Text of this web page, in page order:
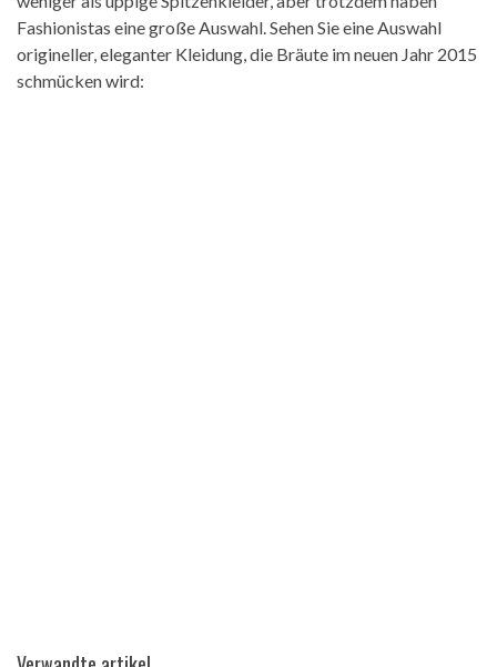
Fashionistas eine große Auswahl. Sehen Sie eine Auswahl
origineller, eleganter Kleidung, die Bräute im neuen Jahr 2015
schmücken wird: